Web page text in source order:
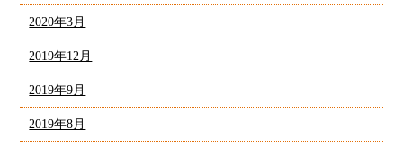
2020年3月
2019年12月
2019年9月
2019年8月